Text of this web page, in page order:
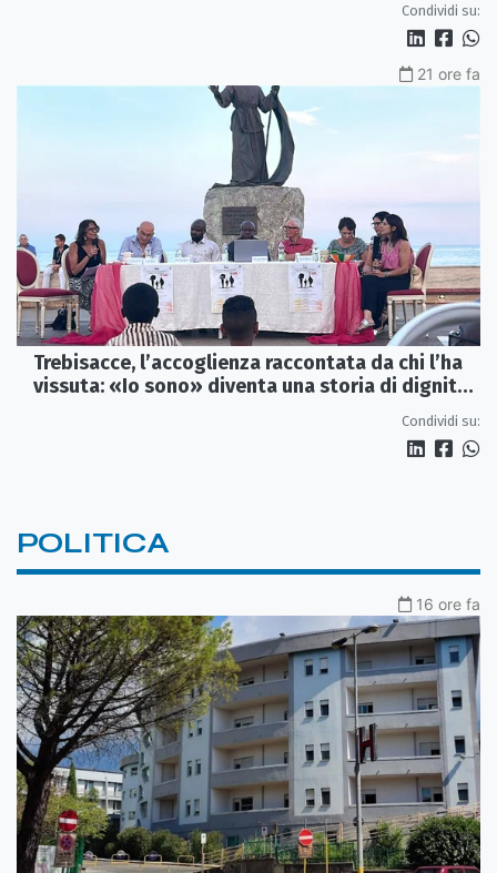
Condividi su:
21 ore fa
Trebisacce, l’accoglienza raccontata da chi l’ha
vissuta: «Io sono» diventa una storia di dignità
Condividi su:
POLITICA
16 ore fa